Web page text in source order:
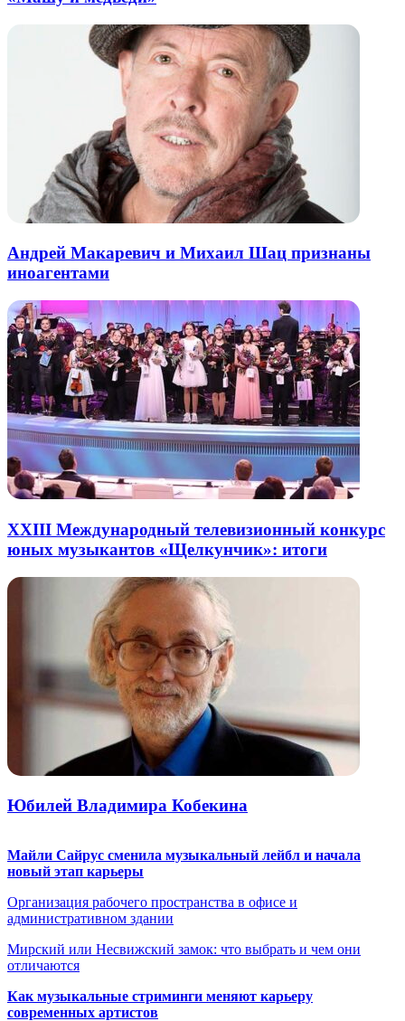
Андрей Макаревич и Михаил Шац признаны
иноагентами
XXIII Международный телевизионный конкурс
юных музыкантов «Щелкунчик»: итоги
Юбилей Владимира Кобекина
Майли Сайрус сменила музыкальный лейбл и начала
новый этап карьеры
Организация рабочего пространства в офисе и
административном здании
Мирский или Несвижский замок: что выбрать и чем они
отличаются
Как музыкальные стриминги меняют карьеру
современных артистов